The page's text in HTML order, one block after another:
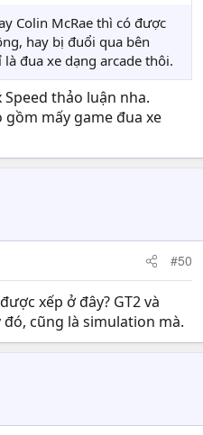
Colin McRae thì có được
hay bị đuổi qua bên
đua xe dạng arcade thôi.
thảo luận nha.
mấy game đua xe
#50
xếp ở đây? GT2 và
cũng là simulation mà.